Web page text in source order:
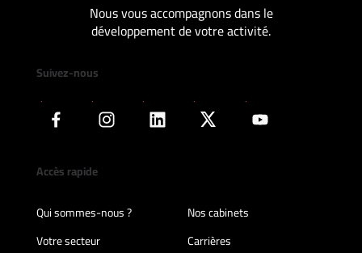
Nous vous accompagnons dans le
développement de votre activité.
Suivez-nous
Accès rapide
Qui sommes-nous ?
Nos cabinets
Votre secteur
Carrières